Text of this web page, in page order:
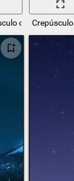
clarividente